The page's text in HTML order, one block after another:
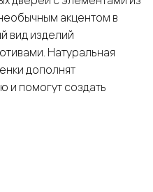
акцентом в
вид изделий
Натуральная
дополнят
и помогут создать